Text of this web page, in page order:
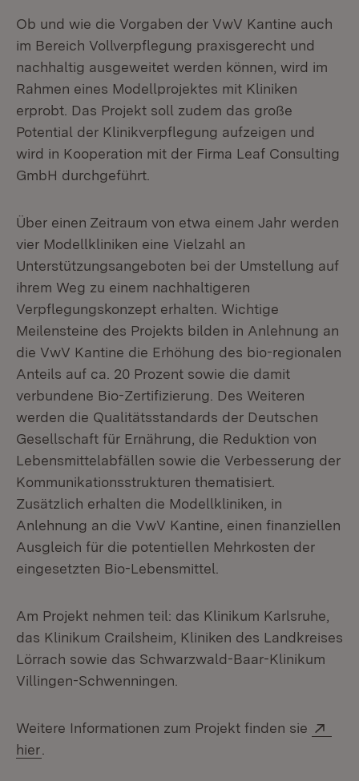
Ob und wie die Vorgaben der VwV Kantine auch
im Bereich Vollverpflegung praxisgerecht und
nachhaltig ausgeweitet werden können, wird im
Rahmen eines Modellprojektes mit Kliniken
erprobt. Das Projekt soll zudem das große
Potential der Klinikverpflegung aufzeigen und
wird in Kooperation mit der Firma Leaf Consulting
GmbH durchgeführt.
Über einen Zeitraum von etwa einem Jahr werden
vier Modellkliniken eine Vielzahl an
Unterstützungsangeboten bei der Umstellung auf
ihrem Weg zu einem nachhaltigeren
Verpflegungskonzept erhalten. Wichtige
Meilensteine des Projekts bilden in Anlehnung an
die VwV Kantine die Erhöhung des bio-regionalen
Anteils auf ca. 20 Prozent sowie die damit
verbundene Bio-Zertifizierung. Des Weiteren
werden die Qualitätsstandards der Deutschen
Gesellschaft für Ernährung, die Reduktion von
Lebensmittelabfällen sowie die Verbesserung der
Kommunikationsstrukturen thematisiert.
Zusätzlich erhalten die Modellkliniken, in
Anlehnung an die VwV Kantine, einen finanziellen
Ausgleich für die potentiellen Mehrkosten der
eingesetzten Bio-Lebensmittel.
Am Projekt nehmen teil: das Klinikum Karlsruhe,
das Klinikum Crailsheim, Kliniken des Landkreises
Lörrach sowie das Schwarzwald-Baar-Klinikum
Villingen-Schwenningen.
Weitere Informationen zum Projekt finden sie
hier